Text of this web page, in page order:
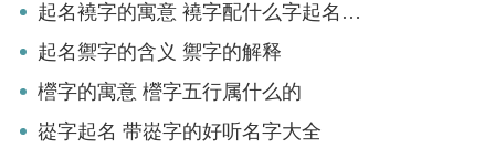
起名襓字的寓意 襓字配什么字起名好听
起名禦字的含义 禦字的解释
櫿字的寓意 櫿字五行属什么的
嵸字起名 带嵸字的好听名字大全